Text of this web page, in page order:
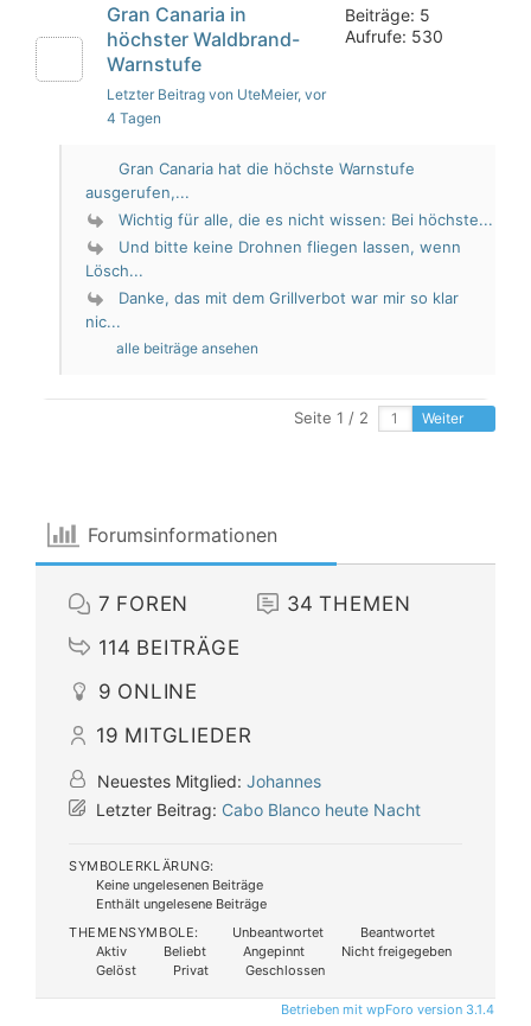
Gran Canaria in
höchster Waldbrand-
Warnstufe
Letzter Beitrag von UteMeier, vor
4 Tagen
Beiträge: 5
Aufrufe: 530
Gran Canaria hat die höchste Warnstufe
ausgerufen,...
Wichtig für alle, die es nicht wissen: Bei höchste...
Und bitte keine Drohnen fliegen lassen, wenn
Lösch...
Danke, das mit dem Grillverbot war mir so klar
nic...
alle beiträge ansehen
Seite 1 / 2 Weiter
Forumsinformationen
7 FOREN 34 THEMEN
114 BEITRÄGE
9 ONLINE
19 MITGLIEDER
Neuestes Mitglied: Johannes
Letzter Beitrag: Cabo Blanco heute Nacht
SYMBOLERKLÄRUNG:
Keine ungelesenen Beiträge
Enthält ungelesene Beiträge
THEMENSYMBOLE:
Unbeantwortet
Beantwortet
Aktiv
Beliebt Angepinnt
Nicht freigegeben
Gelöst
Privat Geschlossen
Betrieben mit wpForo version 3.1.4